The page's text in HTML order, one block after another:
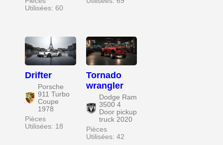
Utilisées: 60
Drifter
Porsche
911 Turbo
Coupe
1978
Pièces
Utilisées: 18
Tornado
wrangler
Dodge Ram
3500 4
Door pickup
truck 2020
Pièces
Utilisées: 42